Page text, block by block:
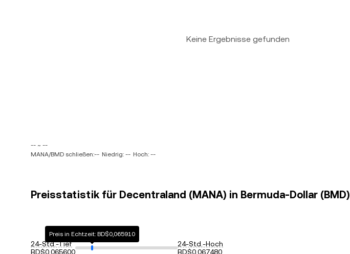
Keine Ergebnisse gefunden
-- ~ --
MANA/BMD schließen:-- Niedrig: -- Hoch: --
Preisstatistik für Decentraland (MANA) in Bermuda-Dollar (BMD)
24-Std.-Tief
BD$0,065600
Preis in Echtzeit: BD$0,065910
24-Std.-Hoch
BD$0,067480